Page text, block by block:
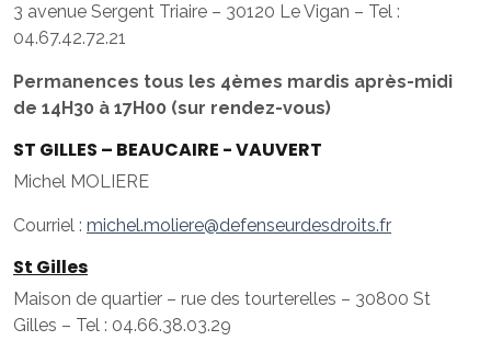
3 avenue Sergent Triaire – 30120 Le Vigan – Tel :
04.67.42.72.21
Permanences tous les 4èmes mardis après-midi
de 14H30 à 17H00 (sur rendez-vous)
ST GILLES – BEAUCAIRE - VAUVERT
Michel MOLIERE
Courriel : michel.moliere@defenseurdesdroits.fr
St Gilles
Maison de quartier – rue des tourterelles – 30800 St
Gilles – Tel : 04.66.38.03.29